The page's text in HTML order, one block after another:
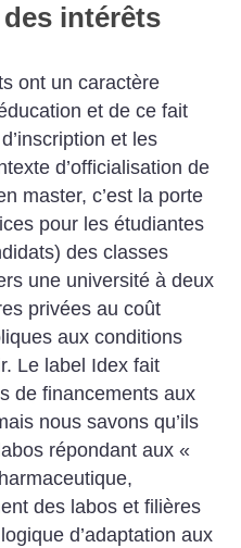
intérêts
ont un caractère
et de ce fait
et les
d’officialisation de
master, c’est la porte
pour les étudiantes
des classes
une université à deux
privées au coût
aux conditions
Le label Idex fait
de financements aux
nous savons qu’ils
répondant aux «
des labos et filières
d’adaptation aux